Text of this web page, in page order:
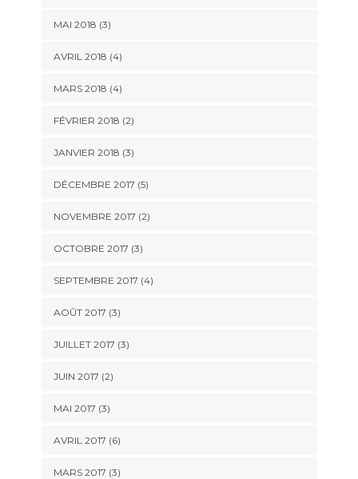
MAI 2018 (3)
AVRIL 2018 (4)
MARS 2018 (4)
FÉVRIER 2018 (2)
JANVIER 2018 (3)
DÉCEMBRE 2017 (5)
NOVEMBRE 2017 (2)
OCTOBRE 2017 (3)
SEPTEMBRE 2017 (4)
AOÛT 2017 (3)
JUILLET 2017 (3)
JUIN 2017 (2)
MAI 2017 (3)
AVRIL 2017 (6)
MARS 2017 (3)